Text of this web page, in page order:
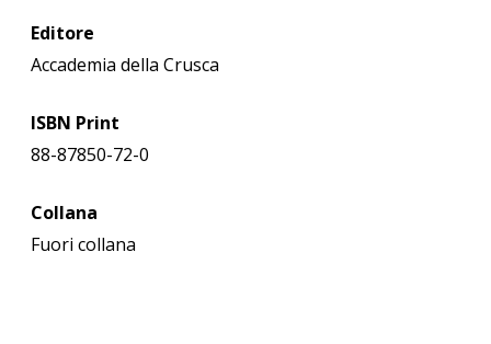
Editore
Accademia della Crusca
ISBN Print
88-87850-72-0
Collana
Fuori collana